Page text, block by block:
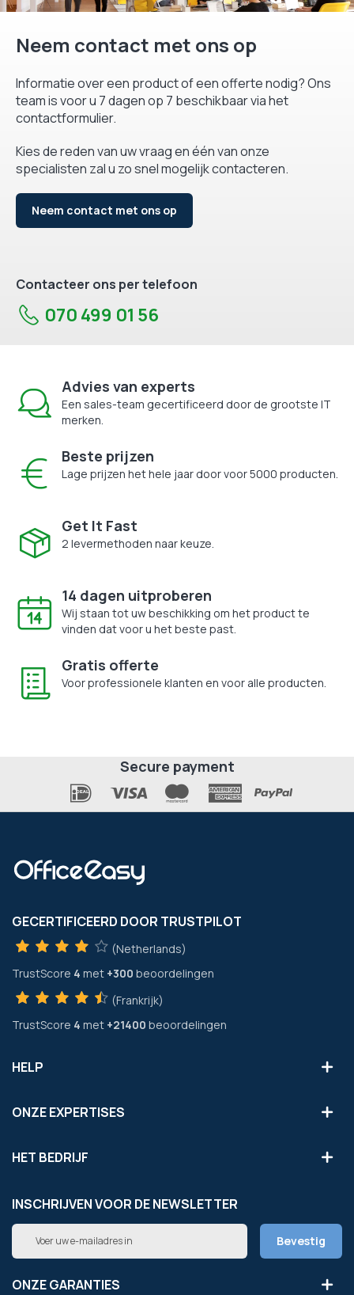
Neem contact met ons op
Informatie over een product of een offerte nodig? Ons
team is voor u 7 dagen op 7 beschikbaar via het
contactformulier.
Kies de reden van uw vraag en één van onze
specialisten zal u zo snel mogelijk contacteren.
Neem contact met ons op
Contacteer ons per telefoon
070 499 01 56
Advies van experts
Een sales-team gecertificeerd door de grootste IT
merken.
Beste prijzen
Lage prijzen het hele jaar door voor 5000 producten.
Get It Fast
2 levermethoden naar keuze.
14 dagen uitproberen
Wij staan tot uw beschikking om het product te
vinden dat voor u het beste past.
Gratis offerte
Voor professionele klanten en voor alle producten.
Secure payment
GECERTIFICEERD DOOR TRUSTPILOT
(Netherlands)
TrustScore 4 met +300 beoordelingen
(Frankrijk)
TrustScore 4 met +21400 beoordelingen
HELP
ONZE EXPERTISES
HET BEDRIJF
INSCHRIJVEN VOOR DE NEWSLETTER
Abonneer
op
onze
Bevestig
ONZE GARANTIES